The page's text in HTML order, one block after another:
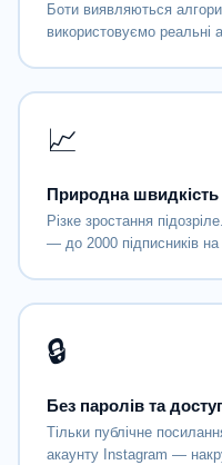
Боти виявляються
використовуємо реальні
📈
Природна швидкість
Різке зростання
— до 2000 підписників на
🔒
Без паролів та
Тільки публічне
акаунту Instagram —